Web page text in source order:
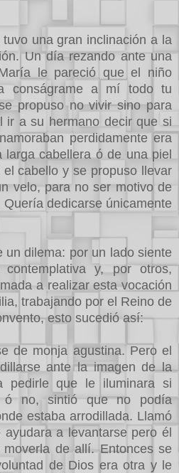
una gran inclinación a la
Un día rezando ante una
le pareció que el niño
conságrame a mí todo tu
propuso no vivir sino para
ir a su hermano decir que si
perdidamente era
cabellera ó de una piel
cabello y se propuso llevar
velo, para no ser motivo de
dedicarse únicamente
un dilema: por un lado siente
y, por otros,
a realizar esta vocación
trabajando por el Reino de
esto sucedió así:
de monja agustina. Pero el
ante la imagen de la
pedirle que le iluminara si
no, sintió que no podía
estaba arrodillada. Llamó
a levantarse pero él
de allí. Entonces se
de Dios era otra y le